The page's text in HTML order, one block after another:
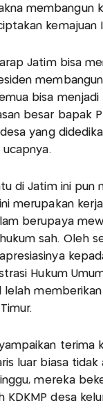
membangun
kemajuan
Jatim bisa
bisa
besar bapak
yang
ucapnya.
di Jatim ini pun
merupakan
berupaya
sah. Oleh
Hukum
lelah
terima
luar biasa tidak
mereka
KDKMP desa